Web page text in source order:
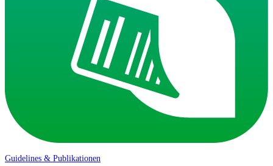
Guidelines & Publikationen